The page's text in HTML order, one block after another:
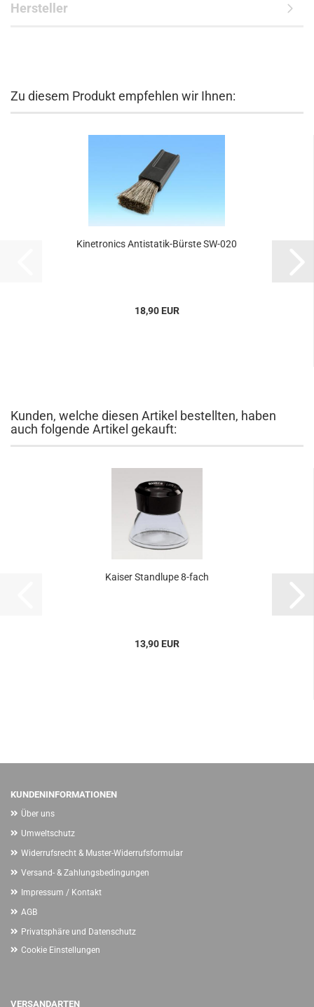
Hersteller
Zu diesem Produkt empfehlen wir Ihnen:
Kinetronics Antistatik-Bürste SW-020
18,90 EUR
Kunden, welche diesen Artikel bestellten, haben
auch folgende Artikel gekauft:
Kaiser Standlupe 8-fach
13,90 EUR
KUNDENINFORMATIONEN
Über uns
Umweltschutz
Widerrufsrecht & Muster-Widerrufsformular
Versand- & Zahlungsbedingungen
Impressum / Kontakt
AGB
Privatsphäre und Datenschutz
Cookie Einstellungen
VERSANDARTEN